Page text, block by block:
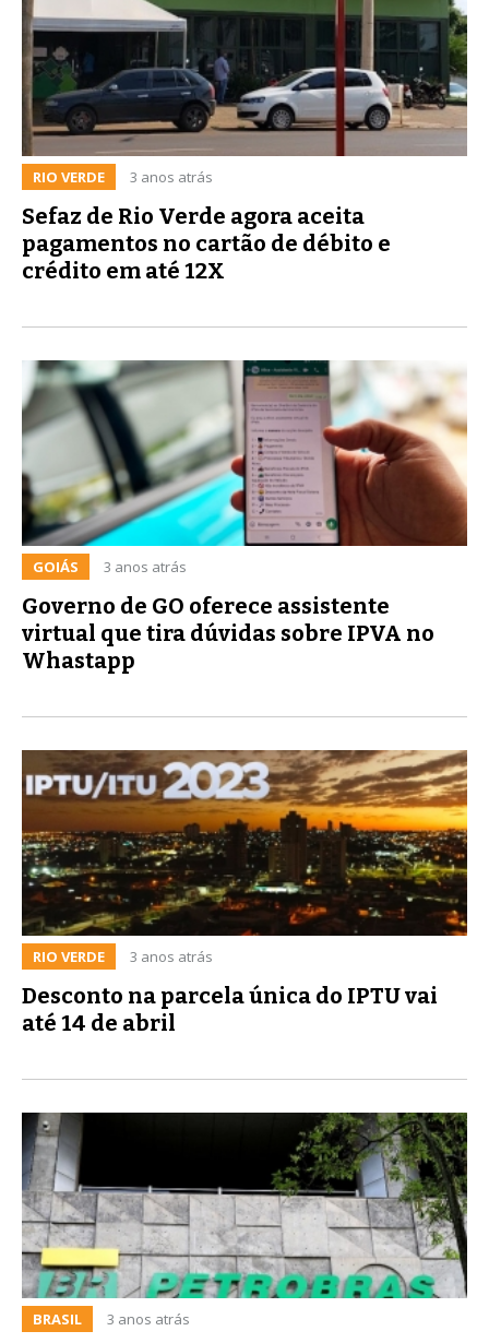
RIO VERDE 3 anos atrás
Sefaz de Rio Verde agora aceita
pagamentos no cartão de débito e
crédito em até 12X
GOIÁS 3 anos atrás
Governo de GO oferece assistente
virtual que tira dúvidas sobre IPVA no
Whastapp
RIO VERDE 3 anos atrás
Desconto na parcela única do IPTU vai
até 14 de abril
BRASIL 3 anos atrás